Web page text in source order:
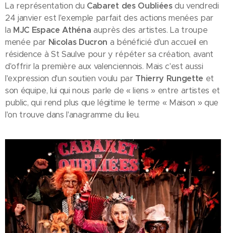
La représentation du Cabaret des Oubliéesdu vendredi
24 janvier est l'exemple parfait des actions menées par
la MJC Espace Athéna auprès des artistes. La troupe
menée par Nicolas Ducron a bénéficié d'un accueil en
résidence à St Saulve pour y répéter sa création, avant
d'offrir la première aux valenciennois. Mais c'est aussi
l'expression d'un soutien voulu par Thierry Rungette et
son équipe, lui qui nous parle de « liens » entre artistes et
public, qui rend plus que légitime le terme « Maison » que
l'on trouve dans l'anagramme du lieu.